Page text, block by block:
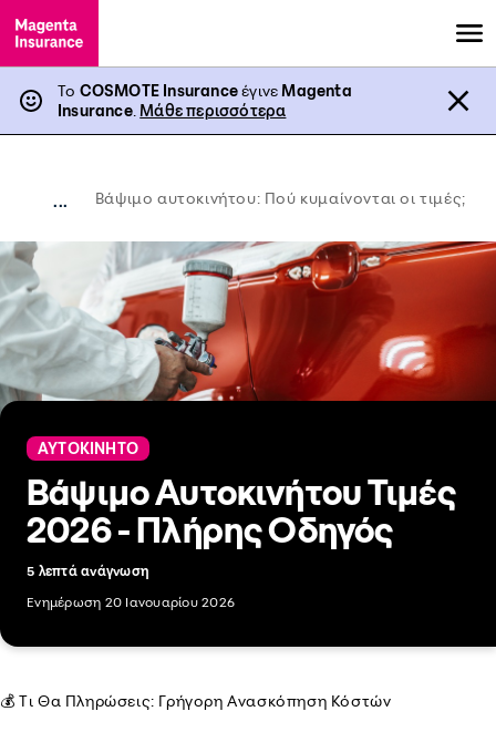
Το COSMOTE InsuranceέγινεMagenta
Insurance. Μάθε περισσότερα
... Βάψιμο αυτοκινήτου: Πού κυμαίνονται οι τιμές;
ΑΥΤΟΚΙΝΗΤΟ
Βάψιμο Αυτοκινήτου Τιμές
2026 - Πλήρης Οδηγός
5 λεπτά ανάγνωση
Ενημέρωση 20 Ιανουαρίου 2026
💰 Τι Θα Πληρώσεις: Γρήγορη Ανασκόπηση Κόστών